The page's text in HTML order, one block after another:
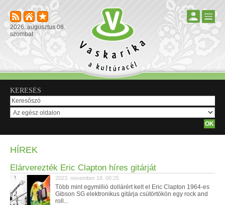
2026. augusztus 08.
szombat
KERESÉS
HÍREK
Elárverezték Eric Clapton híres gitárját
2023. november 18. 00:25
Több mint egymillió dollárért kelt el Eric Clapton 1964-es
Gibson SG elektronikus gitárja csütörtökön egy rock and
roll...